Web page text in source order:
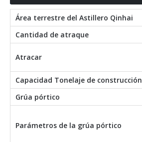
Área terrestre del Astillero Qinhai
Cantidad de atraque
Atracar
Capacidad Tonelaje de construcción
Grúa pórtico
Parámetros de la grúa pórtico